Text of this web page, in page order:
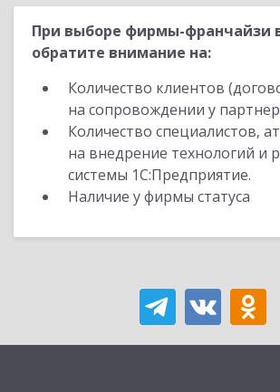
При выборе фирмы-франчайзи
обратите внимание на:
Количество клиентов
на сопровождении у
Количество специалистов,
на внедрение технологий и
системы 1С:Предприятие.
Наличие у фирмы статуса